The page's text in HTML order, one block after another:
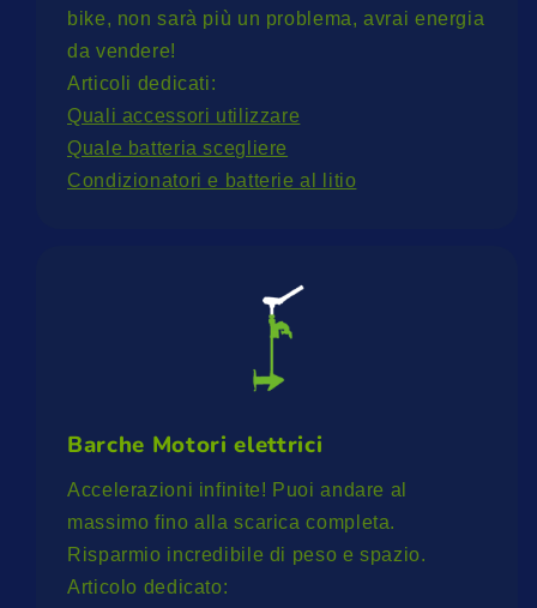
bike, non sarà più un problema, avrai energia
da vendere!
Articoli dedicati:
Quali accessori utilizzare
Quale batteria scegliere
Condizionatori e batterie al litio
Barche Motori elettrici
Accelerazioni infinite! Puoi andare al
massimo fino alla scarica completa.
Risparmio incredibile di peso e spazio.
Articolo dedicato: